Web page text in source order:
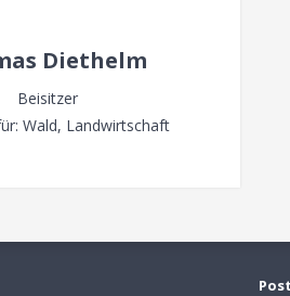
Diethelm
Beisitzer
Wald, Landwirtschaft